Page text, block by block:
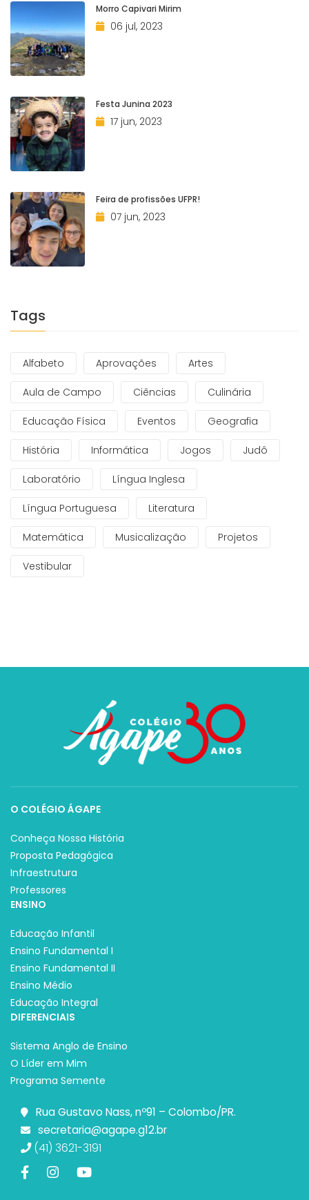
Morro Capivari Mirim
06 jul, 2023
Festa Junina 2023
17 jun, 2023
Feira de profissões UFPR!
07 jun, 2023
Tags
Alfabeto Aprovações Artes
Aula de Campo Ciências Culinária
Educação Física Eventos Geografia
História Informática Jogos Judô
Laboratório Língua Inglesa
Língua Portuguesa Literatura
Matemática Musicalização Projetos
Vestibular
O COLÉGIO ÁGAPE
Conheça Nossa História
Proposta Pedagógica
Infraestrutura
Professores
ENSINO
Educação Infantil
Ensino Fundamental I
Ensino Fundamental II
Ensino Médio
Educação Integral
DIFERENCIAIS
Sistema Anglo de Ensino
O Líder em Mim
Programa Semente
Rua Gustavo Nass, nº91 – Colombo/PR.
secretaria@agape.g12.br
(41) 3621-3191